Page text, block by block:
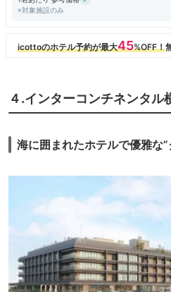
のって、むしろプールくらいしかない
チェックイン時に翌朝の朝刊を聞かれ
届かないって、、、オペレーションで
いと思います。
朝食会場は、窓なしの空間で非常に閉
い。アサイーボウルは思ったより小さ
風の焼き魚や中華街つながり？のシュ
ブキッチンでロコモコ丼とか。それか
なく、むしろ主食なのでは。これで１
全体的なコスパは良好なものの、残念
※対象施設のみ
４.インターコンチネンタル
海に囲まれたホテルで優雅な